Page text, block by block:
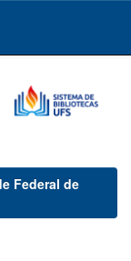
Federal de